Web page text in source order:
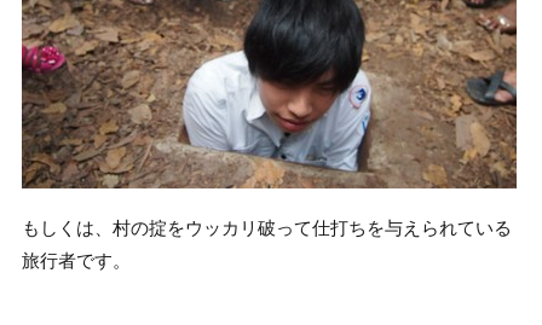
もしくは、村の掟をウッカリ破って仕打ちを与えられている
旅行者です。